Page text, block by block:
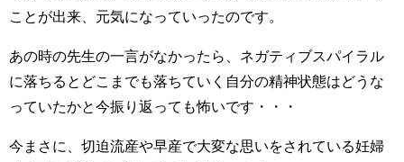
ことが出来、元気になっていったのです。
あの時の先生の一言がなかったら、ネガティブスパイラル
に落ちるとどこまでも落ちていく自分の精神状態はどうな
っていたかと今振り返っても怖いです・・・
今まさに、切迫流産や早産で大変な思いをされている妊婦